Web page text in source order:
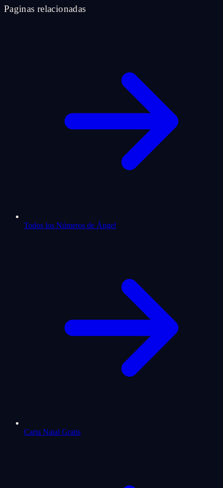
Paginas relacionadas
Todos los Números de Ángel
Carta Natal Gratis